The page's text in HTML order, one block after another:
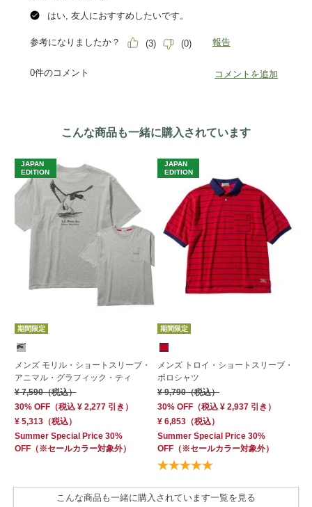
こんな商品も一緒に購入されています
JAPAN
EDITION
期間限定
メンズ モリル・ショートスリーブ・
アニマル・グラフィック・ティ
¥ 7,590（税込）
30% OFF（税込 ¥ 2,277引き）
¥ 5,313（税込）
Summer Special Price 30%
OFF（※セールカラー対象外）
JAPAN
EDITION
期間限定
メンズ トロイ・ショートスリーブ・
ポロシャツ
¥ 9,790（税込）
30% OFF （税込 ¥ 2,937 引き）
¥ 6,853 （税込）
Summer Special Price 30%
OFF （※セールカラー対象外）
こんな商品も一緒に購入されています一覧を見る